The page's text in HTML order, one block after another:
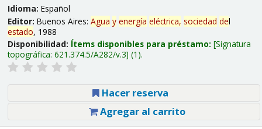
Idioma: Español
Editor: Buenos Aires: Agua y energía eléctrica, sociedad del
estado, 1988
Disponibilidad: Ítems disponibles para préstamo: Signatura
topográfica: 621.374.5/A282/v.3 (1).
Hacer reserva
Agregar al carrito